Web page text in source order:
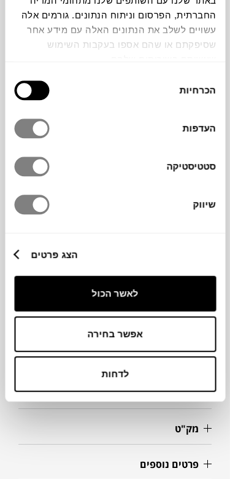
החברתית, הפרסום וניתוח הנתונים. גורמים אלה
עשויים לשלב את הנתונים האלה עם מידע אחר
שסיפקתם או שהם אספו בעקבות השימוש
הסכמה
הכרחיות
העדפות
סטטיסטיקה
שיווק
הצג פרטים
לאשר הכול
אפשר בחירה
לדחות
מדף PEG בעיצובה של האדריכלית
הילה חבקין,
המציעה פתרון חכם לאחסון ספרים וחפצים
בבית או במשרד. בשונה ממדפים קבועים, PEG
לגודל ולצורה, ליצירת קומפוזיציות ייחודיות
ומותאמות. ההשראה לעיצוב נובעת משבילים
הרמונית. המדפים עשויים מאלומיניום צבוע
הפיתוח, העיצוב והייצור נעשו בישראל.
מידות
מידע על חומרים
מק"ט
פרטים נוספים